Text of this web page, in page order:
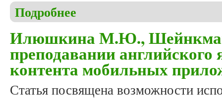
Подробнее
Илюшкина М.Ю.,
преподавании английского
контента мобильных
Статья посвящена возможности